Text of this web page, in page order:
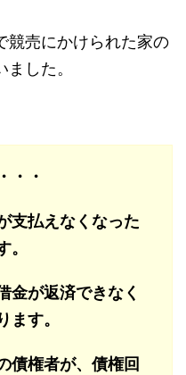
競売にかけられた家の
した。
・・
支払えなくなった
金が返済できなく
ます。
債権者が、債権回